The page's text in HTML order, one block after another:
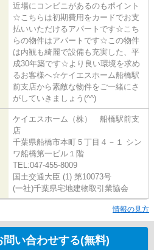
近場にコンビニがあるのもポイント
☆こちらは初期費用をカードでお支
払いいただけるアパートです☆こち
らの物件はアパートです☆この物件
は内観も綺麗で設備も充実した、平
成30年築です☆より良い環境を求め
るお客様へ☆ケイエスホーム船橋駅
前支店から素敵な物件をご一緒にさ
がしていきましょう(^^)
ケイエスホーム（株） 船橋駅前支
店
千葉県船橋市本町５丁目４－１ シン
ワ船橋第一ビル１階
TEL:047-455-8009
国土交通大臣 (1) 第10073号
(一社)千葉県宅地建物取引業協会
情報の見方
問い合わせする(無料)